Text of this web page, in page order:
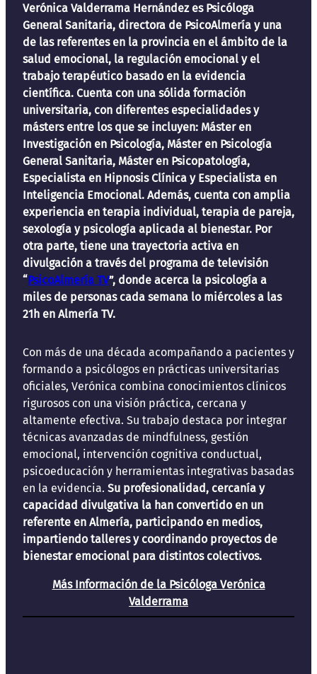
Verónica Valderrama Hernández es Psicóloga
General Sanitaria, directora de PsicoAlmería y una
de las referentes en la provincia en el ámbito de la
salud emocional, la regulación emocional y el
trabajo terapéutico basado en la evidencia
científica. Cuenta con una sólida formación
universitaria, con diferentes especialidades y
másters entre los que se incluyen: Máster en
Investigación en Psicología, Máster en Psicología
General Sanitaria, Máster en Psicopatología,
Especialista en Hipnosis Clínica y Especialista en
Inteligencia Emocional. Además, cuenta con amplia
experiencia en terapia individual, terapia de pareja,
sexología y psicología aplicada al bienestar. Por
otra parte, tiene una trayectoria activa en
divulgación a través del programa de televisión
“PsicoAlmería TV”, donde acerca la psicología a
miles de personas cada semana lo miércoles a las
21h en Almería TV.
Con más de una década acompañando a pacientes y
formando a psicólogos en prácticas universitarias
oficiales, Verónica combina conocimientos clínicos
rigurosos con una visión práctica, cercana y
altamente efectiva. Su trabajo destaca por integrar
técnicas avanzadas de mindfulness, gestión
emocional, intervención cognitiva conductual,
psicoeducación y herramientas integrativas basadas
en la evidencia. Su profesionalidad, cercanía y
capacidad divulgativa la han convertido en un
referente en Almería, participando en medios,
impartiendo talleres y coordinando proyectos de
bienestar emocional para distintos colectivos.
Más Información de la Psicóloga Verónica
Valderrama